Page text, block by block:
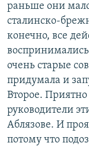
раньше они
сталинско-
конечно, все
очень старые
придумала и
Второе. Приятно
руководители
Аблязове. И
потому что